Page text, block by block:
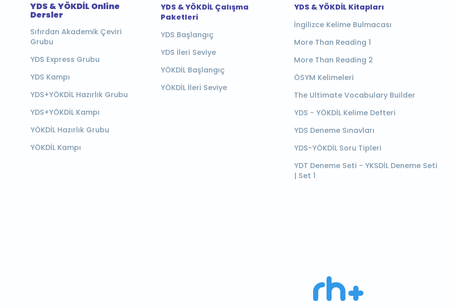
YDS & YÖKDİL Online
Dersler
Sıfırdan Akademik Çeviri
Grubu
YDS Express Grubu
YDS Kampı
YDS+YÖKDİL Hazırlık Grubu
YDS+YÖKDİL Kampı
YÖKDİL Hazırlık Grubu
YÖKDİL Kampı
YDS & YÖKDİL Çalışma
Paketleri
YDS Başlangıç
YDS İleri Seviye
YÖKDİL Başlangıç
YÖKDİL İleri Seviye
YDS & YÖKDİL Kitapları
İngilizce Kelime Bulmacası
More Than Reading 1
More Than Reading 2
ÖSYM Kelimeleri
The Ultimate Vocabulary Builder
YDS - YÖKDİL Kelime Defteri
YDS Deneme Sınavları
YDS-YÖKDİL Soru Tipleri
YDT Deneme Seti - YKSDİL Deneme Seti
| Set 1